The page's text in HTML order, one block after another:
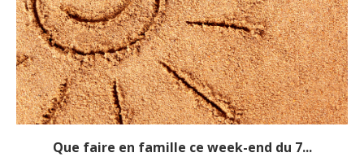
Que faire en famille ce week-end du 7...